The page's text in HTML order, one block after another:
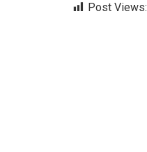
Post Views: